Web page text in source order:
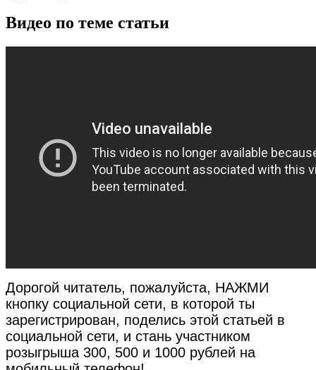
Видео по теме статьи
Дорогой читатель, пожалуйста, НАЖМИ
кнопку социальной сети, в которой ты
зарегистрирован, поделись этой статьей в
социальной сети, и стань участником
розыгрыша 300, 500 и 1000 рублей на